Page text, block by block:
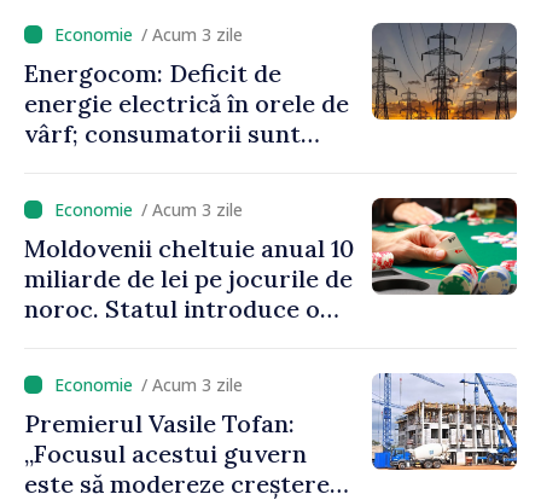
durabile
/ Acum 3 zile
Energocom: Deficit de
energie electrică în orele de
vârf; consumatorii sunt
/ Acum 3 zile
Moldovenii cheltuie anual 10
miliarde de lei pe jocurile de
noroc. Statul introduce o
peste 500 de milioane de lei
la buget
/ Acum 3 zile
Premierul Vasile Tofan:
„Focusul acestui guvern
este să modereze creșterea